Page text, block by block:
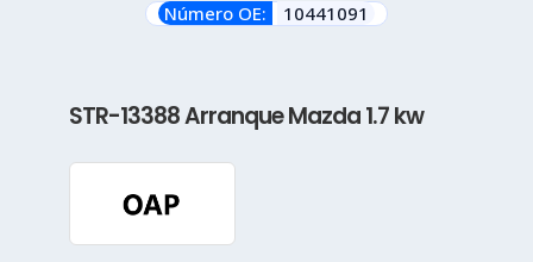
Número OE: 10441091
STR-13388 Arranque Mazda 1.7 kw